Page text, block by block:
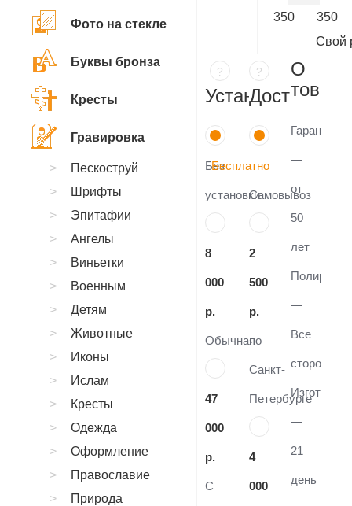
350
350
Свой
?
Установка
Без
установки
8
000
р.
Обычная
47
000
р.
С
?
Доставка
Бесплатно
Самовывоз
2
500
р.
по
Санкт-
Петербурге
4
000
О
товаре
Гарантия
—
от
50
лет
Полировка
—
Все
стороны
—
21
день
Фото на стекле
Буквы бронза
Кресты
Гравировка
Пескоструй
Шрифты
Эпитафии
Ангелы
Виньетки
Военным
Детям
Животные
Иконы
Ислам
Кресты
Одежда
Оформление
Православие
Природа